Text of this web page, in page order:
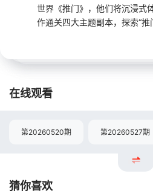
世界《推门》，他们将沉浸式
作通关四大主题副本，探索“推
在线观看
第20260520期 第20260527期
猜你喜欢